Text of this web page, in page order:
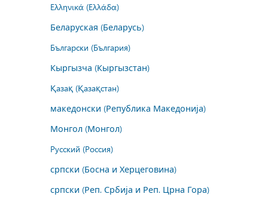
Ελληνικά (Ελλάδα)
Беларуская (Беларусь)
Български (България)
Кыргызча (Кыргызстан)
Қазақ (Қазақстан)
македонски (Република Македонија)
Монгол (Монгол)
Русский (Россия)
српски (Босна и Херцеговина)
српски (Реп. Србија и Реп. Црна Гора)